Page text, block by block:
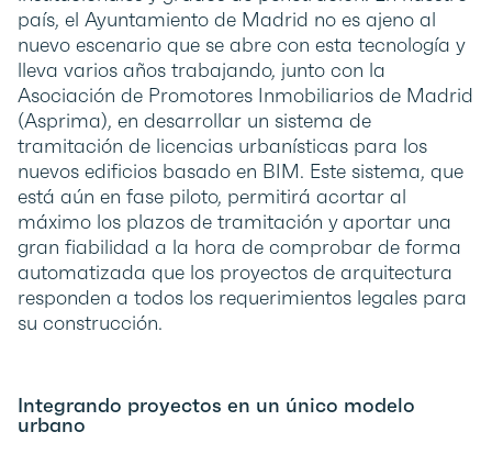
país, el Ayuntamiento de Madrid no es ajeno al
nuevo escenario que se abre con esta tecnología y
lleva varios años trabajando, junto con la
Asociación de Promotores Inmobiliarios de Madrid
(Asprima), en desarrollar un sistema de
tramitación de licencias urbanísticas para los
nuevos edificios basado en BIM. Este sistema, que
está aún en fase piloto, permitirá acortar al
máximo los plazos de tramitación y aportar una
gran fiabilidad a la hora de comprobar de forma
automatizada que los proyectos de arquitectura
responden a todos los requerimientos legales para
su construcción.
Integrando proyectos en un único modelo
urbano